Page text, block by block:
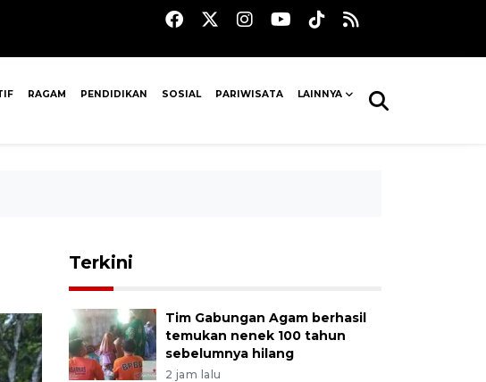
RAGAM PENDIDIKAN SOSIAL PARIWISATA LAINNYA
Terkini
Tim Gabungan Agam berhasil
temukan nenek 100 tahun
sebelumnya hilang
2 jam lalu